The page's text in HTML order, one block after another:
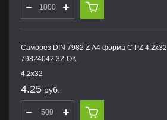
Саморез DIN 7982 Z А4 форма С PZ 4,2х32
79824042 32-OK
4,2х32
4.25 руб.